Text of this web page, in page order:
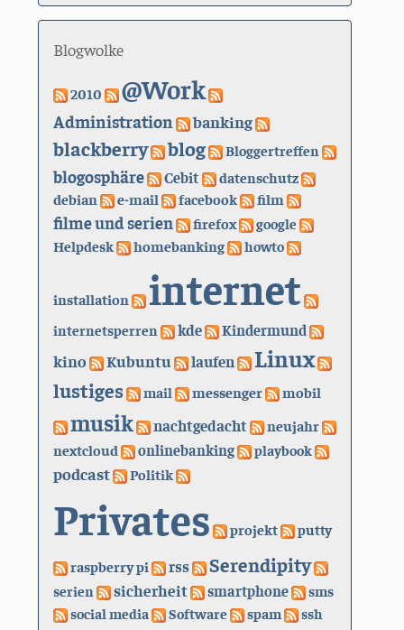
Blogwolke
2010 @Work
Administration banking
blackberry blog Bloggertreffen
blogosphäre Cebit datenschutz
debian e-mail facebook film
filme und serien firefox
google
Helpdesk
homebanking howto
installation internet
internetsperren kde Kindermund
kino Kubuntu laufen Linux
lustiges mail messenger mobil
musik nachtgedacht neujahr
nextcloud onlinebanking playbook
podcast Politik
Privates projekt putty
raspberry pi rss Serendipity
serien sicherheit smartphone
sms
social media
Software spam ssh